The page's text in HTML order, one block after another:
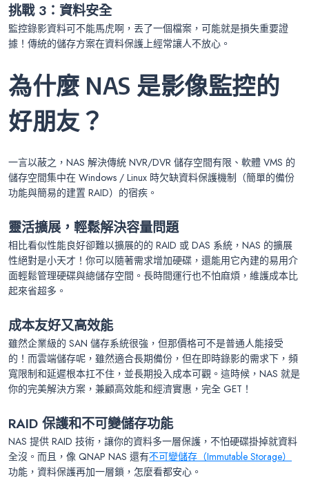
挑戰 3：資料安全
監控錄影資料可不能馬虎啊，丟了一個檔案，可能就是損失重要證
據！傳統的儲存方案在資料保護上經常讓人不放心。
為什麼 NAS 是影像監控的
好朋友？
一言以蔽之，NAS 解決傳統 NVR/DVR 儲存空間有限、軟體 VMS 的
儲存空間集中在 Windows / Linux 時欠缺資料保護機制（簡單的備份
功能與簡易的建置 RAID）的宿疾。
靈活擴展，輕鬆解決容量問題
相比看似性能良好卻難以擴展的的 RAID 或 DAS 系統，NAS 的擴展
性絕對是小天才！你可以隨著需求增加硬碟，還能用它內建的易用介
面輕鬆管理硬碟與總儲存空間。長時間運行也不怕麻煩，維護成本比
起來省超多。
成本友好又高效能
雖然企業級的 SAN 儲存系統很強，但那價格可不是普通人能接受
的！而雲端儲存呢，雖然適合長期備份，但在即時錄影的需求下，頻
寬限制和延遲根本扛不住，並長期投入成本可觀。這時候，NAS 就是
你的完美解決方案，兼顧高效能和經濟實惠，完全 GET！
RAID 保護和不可變儲存功能
NAS 提供 RAID 技術，讓你的資料多一層保護，不怕硬碟掛掉就資料
全沒。而且，像 QNAP NAS 還有不可變儲存（Immutable Storage）
功能，資料保護再加一層鎖，怎麼看都安心。